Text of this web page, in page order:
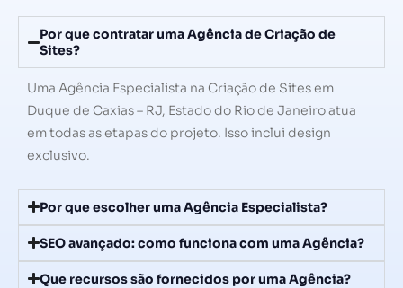
Por que contratar uma Agência de Criação de
Sites?
Uma Agência Especialista na Criação de Sites em
Duque de Caxias – RJ, Estado do Rio de Janeiro atua
em todas as etapas do projeto. Isso inclui design
exclusivo.
Por que escolher uma Agência Especialista?
SEO avançado: como funciona com uma Agência?
Que recursos são fornecidos por uma Agência?